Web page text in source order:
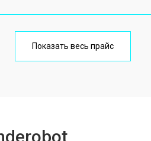
от 100 мин
Показать весь прайс